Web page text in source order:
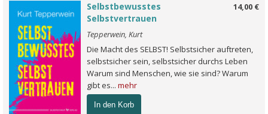
14,00 €
Selbstbewusstes
Selbstvertrauen
Tepperwein, Kurt
Die Macht des SELBST! Selbstsicher auftreten,
selbstsicher sein, selbstsicher durchs Leben
Warum sind Menschen, wie sie sind? Warum
gibt es... mehr
In den Korb